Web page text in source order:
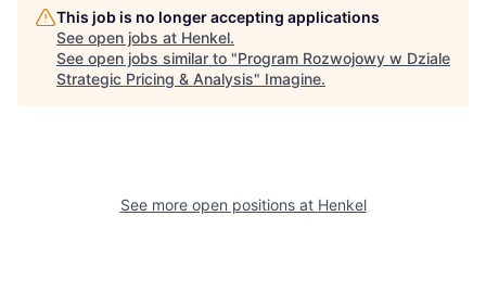
This job is no longer accepting applications
See open jobs at Henkel.
See open jobs similar to "Program Rozwojowy w Dziale
Strategic Pricing & Analysis" Imagine.
See more open positions at Henkel